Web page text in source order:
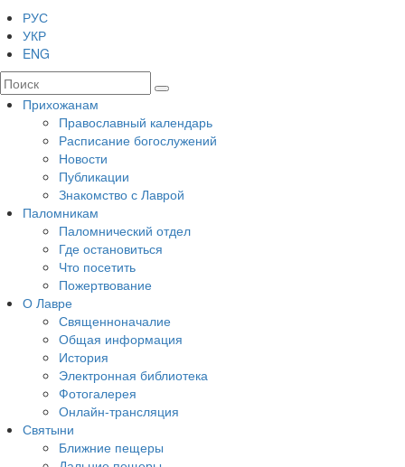
РУС
УКР
ENG
Прихожанам
Православный календарь
Расписание богослужений
Новости
Публикации
Знакомство с Лаврой
Паломникам
Паломнический отдел
Где остановиться
Что посетить
Пожертвование
О Лавре
Священноначалие
Общая информация
История
Электронная библиотека
Фотогалерея
Онлайн-трансляция
Святыни
Ближние пещеры